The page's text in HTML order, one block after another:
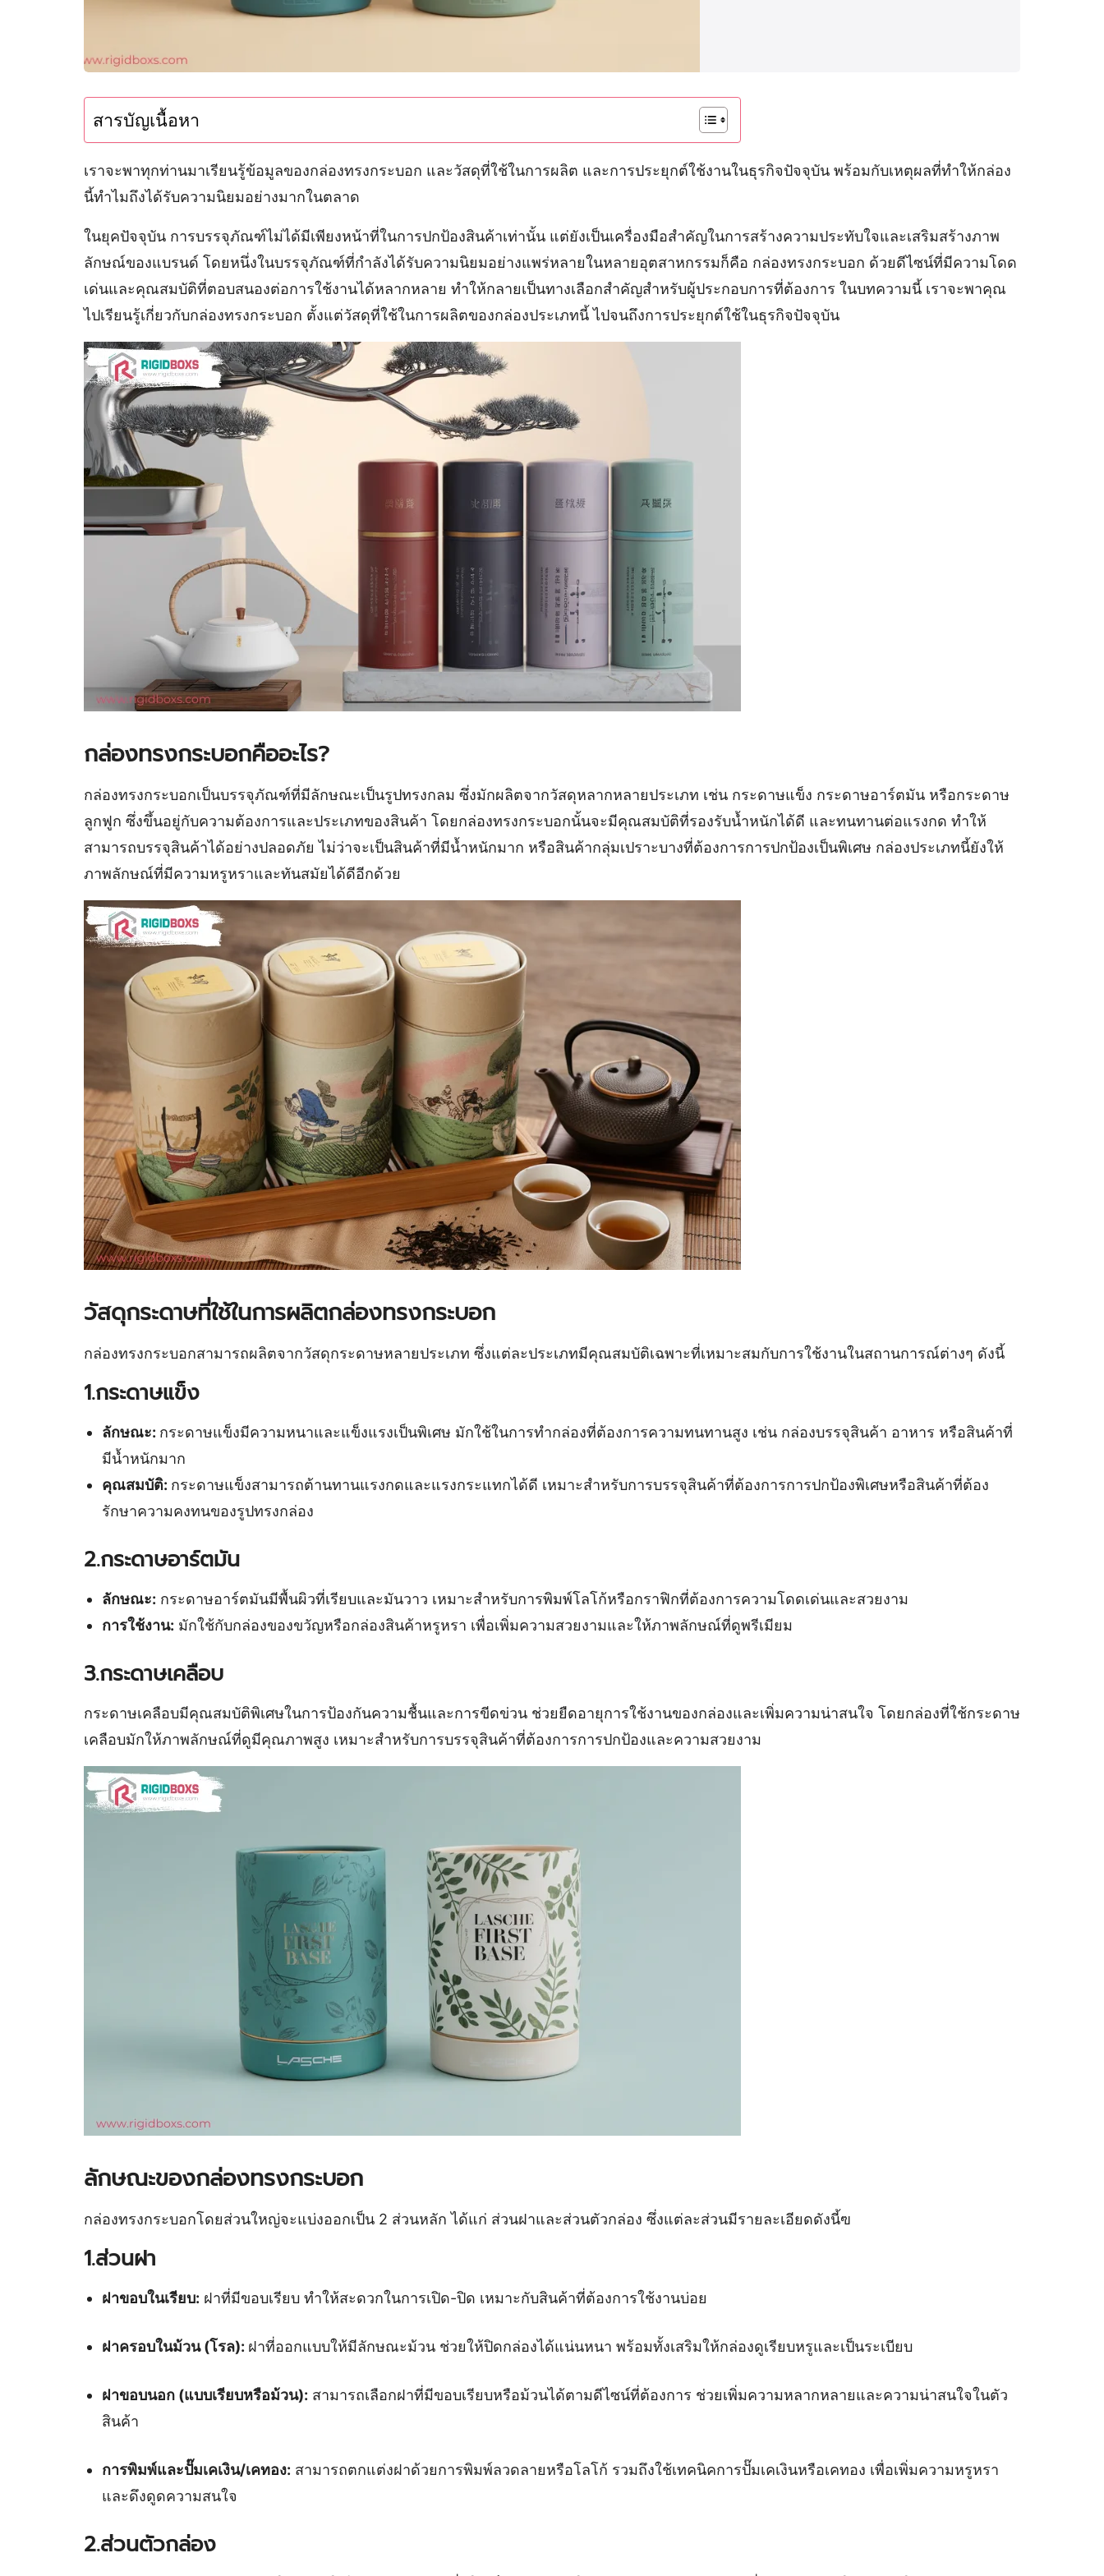
สารบัญเนื้อหา
เราจะพาทุกท่านมาเรียนรู้ข้อมูลของกล่องทรงกระบอก และวัสดุที่ใช้ในการผลิต และการประยุกต์ใช้งานในธุรกิจปัจจุบัน พร้อมกับเหตุผลที่ทำให้กล่อง
นี้ทำไมถึงได้รับความนิยมอย่างมากในตลาด
ในยุคปัจจุบัน การบรรจุภัณฑ์ไม่ได้มีเพียงหน้าที่ในการปกป้องสินค้าเท่านั้น แต่ยังเป็นเครื่องมือสำคัญในการสร้างความประทับใจและเสริมสร้างภาพ
ลักษณ์ของแบรนด์ โดยหนึ่งในบรรจุภัณฑ์ที่กำลังได้รับความนิยมอย่างแพร่หลายในหลายอุตสาหกรรมก็คือ กล่องทรงกระบอก ด้วยดีไซน์ที่มีความโดด
เด่นและคุณสมบัติที่ตอบสนองต่อการใช้งานได้หลากหลาย ทำให้กลายเป็นทางเลือกสำคัญสำหรับผู้ประกอบการที่ต้องการ ในบทความนี้ เราจะพาคุณ
ไปเรียนรู้เกี่ยวกับกล่องทรงกระบอก ตั้งแต่วัสดุที่ใช้ในการผลิตของกล่องประเภทนี้ ไปจนถึงการประยุกต์ใช้ในธุรกิจปัจจุบัน
กล่องทรงกระบอกคืออะไร?
กล่องทรงกระบอกเป็นบรรจุภัณฑ์ที่มีลักษณะเป็นรูปทรงกลม ซึ่งมักผลิตจากวัสดุหลากหลายประเภท เช่น กระดาษแข็ง กระดาษอาร์ตมัน หรือกระดาษ
ลูกฟูก ซึ่งขึ้นอยู่กับความต้องการและประเภทของสินค้า โดยกล่องทรงกระบอกนั้นจะมีคุณสมบัติที่รองรับน้ำหนักได้ดี และทนทานต่อแรงกด ทำให้
สามารถบรรจุสินค้าได้อย่างปลอดภัย ไม่ว่าจะเป็นสินค้าที่มีน้ำหนักมาก หรือสินค้ากลุ่มเปราะบางที่ต้องการการปกป้องเป็นพิเศษ กล่องประเภทนี้ยังให้
ภาพลักษณ์ที่มีความหรูหราและทันสมัยได้ดีอีกด้วย
วัสดุกระดาษที่ใช้ในการผลิตกล่องทรงกระบอก
กล่องทรงกระบอกสามารถผลิตจากวัสดุกระดาษหลายประเภท ซึ่งแต่ละประเภทมีคุณสมบัติเฉพาะที่เหมาะสมกับการใช้งานในสถานการณ์ต่างๆ ดังนี้
1.กระดาษแข็ง
ลักษณะ: กระดาษแข็งมีความหนาและแข็งแรงเป็นพิเศษ มักใช้ในการทำกล่องที่ต้องการความทนทานสูง เช่น กล่องบรรจุสินค้า อาหาร หรือสินค้าที่
มีน้ำหนักมาก
คุณสมบัติ: กระดาษแข็งสามารถต้านทานแรงกดและแรงกระแทกได้ดี เหมาะสำหรับการบรรจุสินค้าที่ต้องการการปกป้องพิเศษหรือสินค้าที่ต้อง
รักษาความคงทนของรูปทรงกล่อง
2.กระดาษอาร์ตมัน
ลักษณะ: กระดาษอาร์ตมันมีพื้นผิวที่เรียบและมันวาว เหมาะสำหรับการพิมพ์โลโก้หรือกราฟิกที่ต้องการความโดดเด่นและสวยงาม
การใช้งาน: มักใช้กับกล่องของขวัญหรือกล่องสินค้าหรูหรา เพื่อเพิ่มความสวยงามและให้ภาพลักษณ์ที่ดูพรีเมียม
3.กระดาษเคลือบ
กระดาษเคลือบมีคุณสมบัติพิเศษในการป้องกันความชื้นและการขีดข่วน ช่วยยืดอายุการใช้งานของกล่องและเพิ่มความน่าสนใจ โดยกล่องที่ใช้กระดาษ
เคลือบมักให้ภาพลักษณ์ที่ดูมีคุณภาพสูง เหมาะสำหรับการบรรจุสินค้าที่ต้องการการปกป้องและความสวยงาม
ลักษณะของกล่องทรงกระบอก
กล่องทรงกระบอกโดยส่วนใหญ่จะแบ่งออกเป็น 2 ส่วนหลัก ได้แก่ ส่วนฝาและส่วนตัวกล่อง ซึ่งแต่ละส่วนมีรายละเอียดดังนี้ฃ
1.ส่วนฝา
ฝาขอบในเรียบ: ฝาที่มีขอบเรียบ ทำให้สะดวกในการเปิด-ปิด เหมาะกับสินค้าที่ต้องการใช้งานบ่อย
ฝาครอบในม้วน (โรล): ฝาที่ออกแบบให้มีลักษณะม้วน ช่วยให้ปิดกล่องได้แน่นหนา พร้อมทั้งเสริมให้กล่องดูเรียบหรูและเป็นระเบียบ
ฝาขอบนอก (แบบเรียบหรือม้วน): สามารถเลือกฝาที่มีขอบเรียบหรือม้วนได้ตามดีไซน์ที่ต้องการ ช่วยเพิ่มความหลากหลายและความน่าสนใจในตัว
สินค้า
การพิมพ์และปั๊มเคเงิน/เคทอง: สามารถตกแต่งฝาด้วยการพิมพ์ลวดลายหรือโลโก้ รวมถึงใช้เทคนิคการปั๊มเคเงินหรือเคทอง เพื่อเพิ่มความหรูหรา
และดึงดูดความสนใจ
2.ส่วนตัวกล่อง